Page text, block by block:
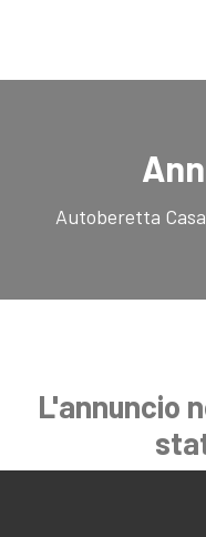
Autoberetta
L'annuncio